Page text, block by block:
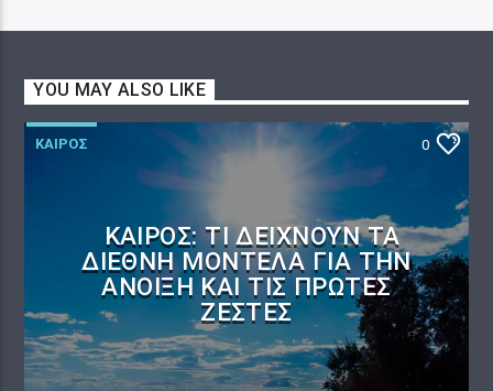
YOU MAY ALSO LIKE
ΚΑΙΡΟΣ 0
ΚΑΙΡΌΣ: ΤΙ ΔΕΊΧΝΟΥΝ ΤΑ
ΔΙΕΘΝΉ ΜΟΝΤΈΛΑ ΓΙΑ ΤΗΝ
ΆΝΟΙΞΗ ΚΑΙ ΤΙΣ ΠΡΏΤΕΣ
ΖΈΣΤΕΣ